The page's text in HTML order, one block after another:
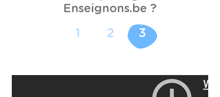
Enseignons.be ?
1 2 3